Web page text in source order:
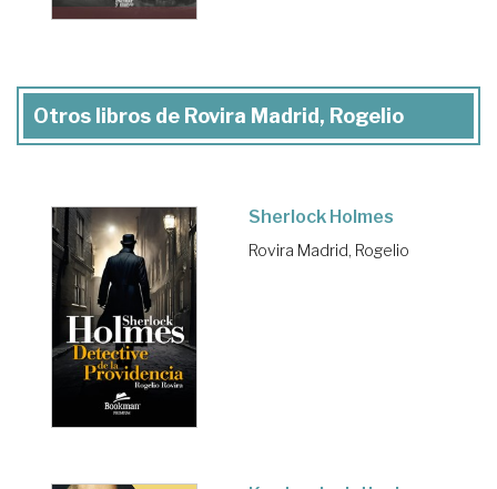
Otros libros de Rovira Madrid, Rogelio
Sherlock Holmes
Rovira Madrid, Rogelio